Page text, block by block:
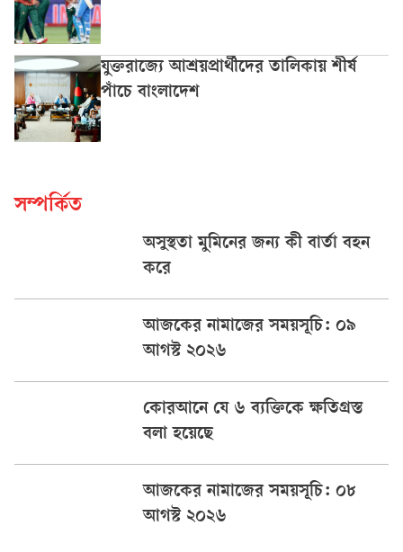
যুক্তরাজ্যে আশ্রয়প্রার্থীদের তালিকায় শীর্ষ
পাঁচে বাংলাদেশ
সম্পর্কিত
অসুস্থতা মুমিনের জন্য কী বার্তা বহন
করে
আজকের নামাজের সময়সূচি: ০৯
আগস্ট ২০২৬
কোরআনে যে ৬ ব্যক্তিকে ক্ষতিগ্রস্ত
বলা হয়েছে
আজকের নামাজের সময়সূচি: ০৮
আগস্ট ২০২৬